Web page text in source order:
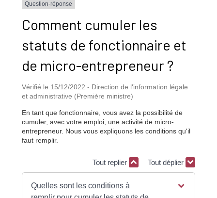
Question-réponse
Comment cumuler les
statuts de fonctionnaire et
de micro-entrepreneur ?
Vérifié le 15/12/2022 - Direction de l'information légale
et administrative (Première ministre)
En tant que fonctionnaire, vous avez la possibilité de
cumuler, avec votre emploi, une activité de micro-
entrepreneur. Nous vous expliquons les conditions qu'il
faut remplir.
Tout replier Tout déplier
Quelles sont les conditions à